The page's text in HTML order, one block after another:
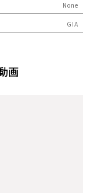
None
GIA
画